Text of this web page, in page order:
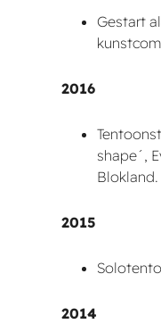
Gestart
2016
shape´,
Blokland.
2015
2014